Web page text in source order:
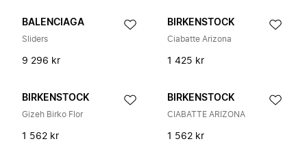
BALENCIAGA
Sliders
9 296 kr
BIRKENSTOCK
Ciabatte Arizona
1 425 kr
BIRKENSTOCK
Gizeh Birko Flor
1 562 kr
BIRKENSTOCK
CIABATTE ARIZONA
1 562 kr